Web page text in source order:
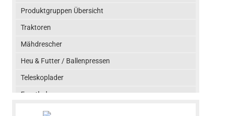
Produktgruppen Übersicht
Traktoren
Mähdrescher
Heu & Futter / Ballenpressen
Teleskoplader
Frontlader
AFS® - Advanced Farming Systems